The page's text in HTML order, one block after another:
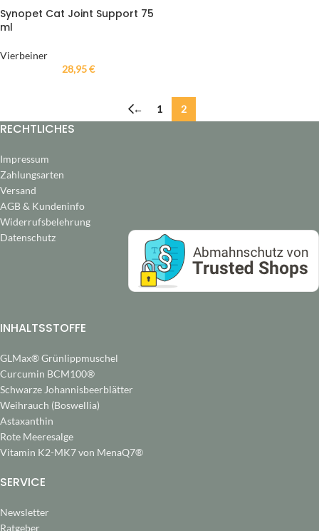
Synopet Cat Joint Support 75
ml
Vierbeiner
28,95€
← 1 2
RECHTLICHES
Impressum
Zahlungsarten
Versand
AGB & Kundeninfo
Widerrufsbelehrung
Datenschutz
INHALTSSTOFFE
GLMax® Grünlippmuschel
Curcumin BCM100®
Schwarze Johannisbeerblätter
Weihrauch (Boswellia)
Astaxanthin
Rote Meeresalge
Vitamin K2-MK7 von MenaQ7®
SERVICE
Newsletter
Ratgeber